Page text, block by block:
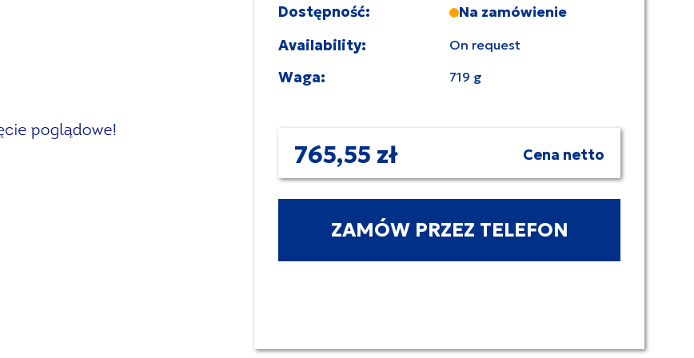
Dostępność: Na zamówienie
Availability: On request
Waga: 719 g
765,55 zł Cena netto
ZAMÓW PRZEZ TELEFON